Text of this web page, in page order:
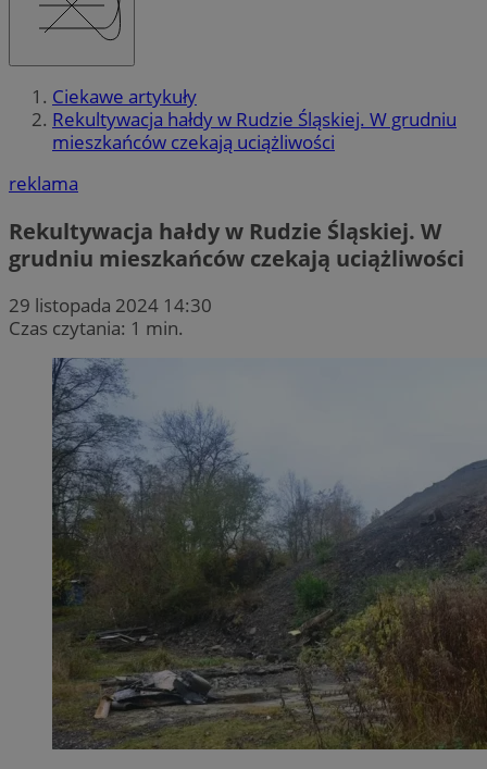
Ciekawe artykuły
Rekultywacja hałdy w Rudzie Śląskiej. W grudniu
mieszkańców czekają uciążliwości
reklama
Rekultywacja hałdy w Rudzie Śląskiej. W
grudniu mieszkańców czekają uciążliwości
29 listopada 2024 14:30
Czas czytania: 1 min.